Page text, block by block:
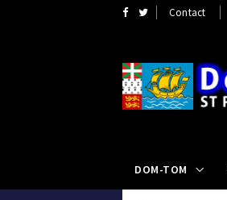
Contact
DOM-TOM